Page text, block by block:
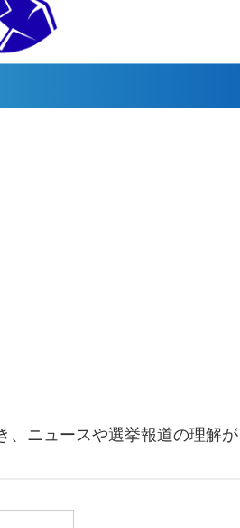
、ニュースや選挙報道の理解が